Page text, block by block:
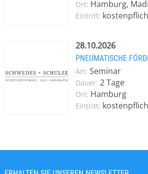
Ort: Hamburg,
Eintritt:
28.10.2026
PNEUMATISCHE
Art: Seminar
Dauer: 2 Tage
Ort: Hamburg
Eintritt: